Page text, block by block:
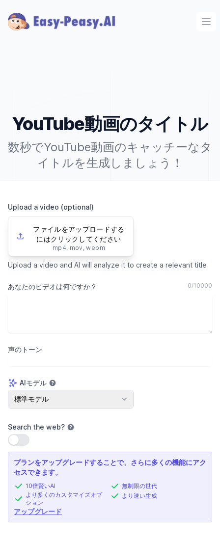
YouTube動画のタイトル
数秒でYouTube動画のキャッチーなタ
イトルを生成しましょう！
Upload a video (optional)
ファイルをアップロードする
にはクリックしてください
mp4, mov, webm
Upload a video and AI will analyze it to create a relevant title
あなたのビデオは何ですか？ 0/10000
声のトーン
AIモデル
AIモデル
標準モデル
Search the web?
設定を使用
プランをアップグレードすることで、さらに多くの機能にアク
セスできます。
10倍賢いAI
より多くのカスタマイズオプ
ション
無制限の世代
より速い生成
アップグレード